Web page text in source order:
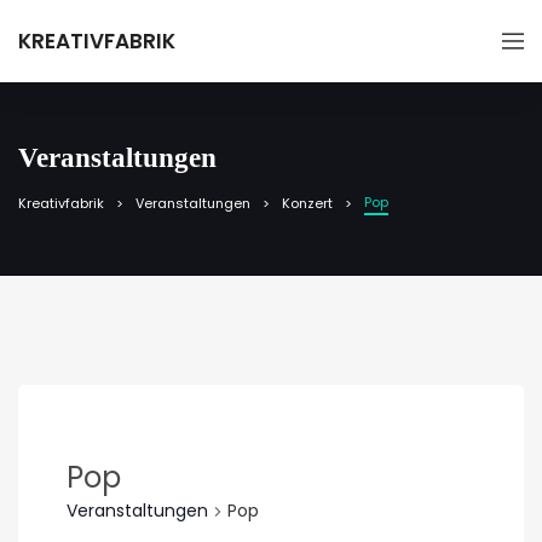
KREATIVFABRIK
Veranstaltungen
Kreativfabrik Veranstaltungen Konzert Pop
Pop
Veranstaltungen Pop